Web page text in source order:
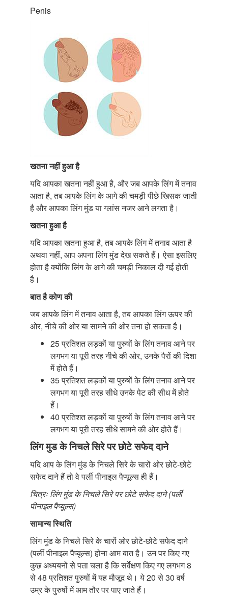
Penis
खतना नहीं हुआ है
यदि आपका खतना नहीं हुआ है, और जब आपके लिंग में तनाव
आता है, तब आपके लिंग के आगे की चमड़ी पीछे खिसक जाती
है और आपका लिंग मुंड या ग्लांस नजर आने लगता है।
खतना हुआ है
यदि आपका खतना हुआ है, तब आपके लिंग में तनाव आता है
अथवा नहीं, आप अपना लिंग मुंड देख सकते हैं। ऐसा इसलिए
होता है क्योंकि लिंग के आगे की चमड़ी निकाल दी गई होती
है।
बात है कोण की
जब आपके लिंग में तनाव आता है, तब आपका लिंग ऊपर की
ओर, नीचे की ओर या सामने की ओर तना हो सकता है।
25 प्रतिशत लड़कों या पुरुषों के लिंग तनाव आने पर
लगभग या पूरी तरह नीचे की ओर, उनके पैरों की दिशा
में होते हैं।
35 प्रतिशत लड़कों या पुरुषों के लिंग तनाव आने पर
लगभग या पूरी तरह सीधे उनके पेट की सीध में होते
हैं।
40 प्रतिशत लड़कों या पुरुषों के लिंग तनाव आने पर
लगभग या पूरी तरह सीधे सामने की ओर होते हैं।
लिंग मुड के निचले सिरे पर छोटे सफेद दाने
यदि आप के लिंग मुंड के निचले सिरे के चारों ओर छोटे-छोटे
सफेद दाने हैं तो वे पर्ली पीनाइल पैप्यूल्स ही हैं।
चित्रः लिंग मुंड के निचले सिरे पर छोटे सफेद दाने (पर्ली
पीनाइल पैप्यूल्स)
सामान्य स्थिति
लिंग मुंड के निचले सिरे के चारों ओर छोटे-छोटे सफेद दाने
(पर्ली पीनाइल पैप्यूल्स) होना आम बात है। उन पर किए गए
कुछ अध्ययनों से पता चला है कि सर्वेक्षण किए गए लगभग 8
से 48 प्रतिशत पुरुषों में यह मौजूद थे। ये 20 से 30 वर्ष
उम्र के पुरुषों में आम तौर पर पाए जाते हैं।